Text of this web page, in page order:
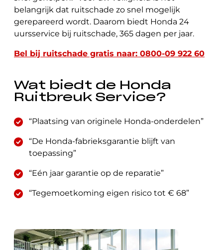
belangrijk dat ruitschade zo snel mogelijk
gerepareerd wordt. Daarom biedt Honda 24
uursservice bij ruitschade, 365 dagen per jaar.
Bel bij ruitschade gratis naar: 0800-09 922 60
Wat biedt de Honda
Ruitbreuk Service?
“Plaatsing van originele Honda-onderdelen”
“De Honda-fabrieksgarantie blijft van
toepassing”
“Eén jaar garantie op de reparatie”
“Tegemoetkoming eigen risico tot € 68”